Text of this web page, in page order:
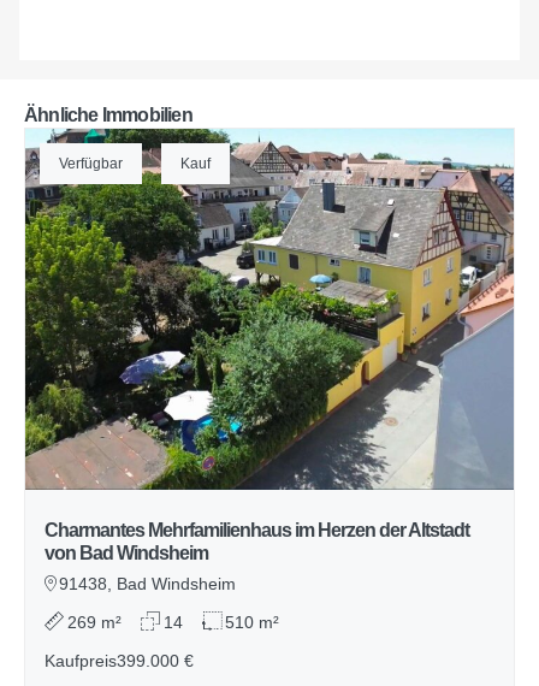
Ähnliche Immobilien
Verfügbar Kauf
Charmantes Mehrfamilienhaus im Herzen der Altstadt
von Bad Windsheim
91438, Bad Windsheim
269 m² 14
510 m²
Kaufpreis399.000 €